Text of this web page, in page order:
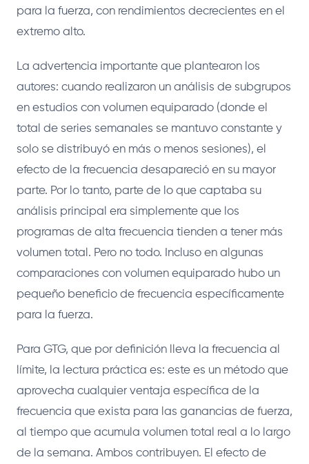
para la fuerza, con rendimientos decrecientes en el
extremo alto.
La advertencia importante que plantearon los
autores: cuando realizaron un análisis de subgrupos
en estudios con volumen equiparado (donde el
total de series semanales se mantuvo constante y
solo se distribuyó en más o menos sesiones), el
efecto de la frecuencia desapareció en su mayor
parte. Por lo tanto, parte de lo que captaba su
análisis principal era simplemente que los
programas de alta frecuencia tienden a tener más
volumen total. Pero no todo. Incluso en algunas
comparaciones con volumen equiparado hubo un
pequeño beneficio de frecuencia específicamente
para la fuerza.
Para GTG, que por definición lleva la frecuencia al
límite, la lectura práctica es: este es un método que
aprovecha cualquier ventaja específica de la
frecuencia que exista para las ganancias de fuerza,
al tiempo que acumula volumen total real a lo largo
de la semana. Ambos contribuyen. El efecto de